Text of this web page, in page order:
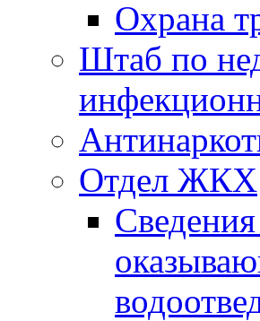
Охрана
Штаб по
Отдел ЖКХ